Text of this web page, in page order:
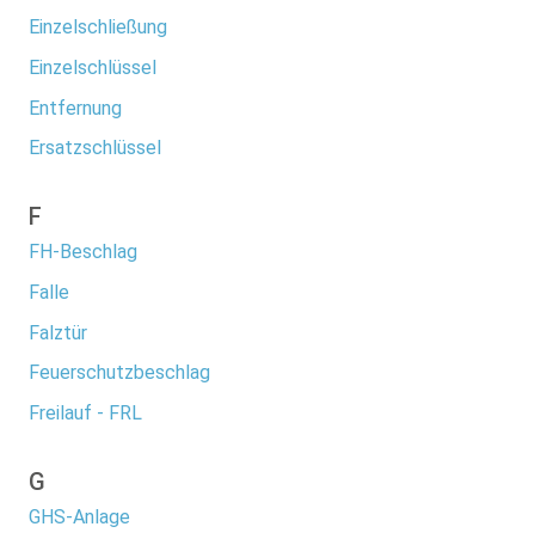
Einzelschließung
Einzelschlüssel
Entfernung
Ersatzschlüssel
F
FH-Beschlag
Falle
Falztür
Feuerschutzbeschlag
Freilauf - FRL
G
GHS-Anlage